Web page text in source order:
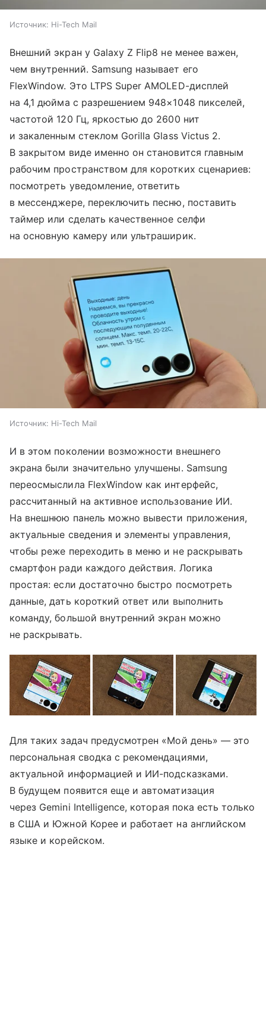
Источник: Hi-Tech Mail
Внешний экран у Galaxy Z Flip8 не менее важен,
чем внутренний. Samsung называет его
FlexWindow. Это LTPS Super AMOLED-дисплей
на 4,1 дюйма с разрешением 948×1048 пикселей,
частотой 120 Гц, яркостью до 2600 нит
и закаленным стеклом Gorilla Glass Victus 2.
В закрытом виде именно он становится главным
рабочим пространством для коротких сценариев:
посмотреть уведомление, ответить
в мессенджере, переключить песню, поставить
таймер или сделать качественное селфи
на основную камеру или ультраширик.
Источник: Hi-Tech Mail
И в этом поколении возможности внешнего
экрана были значительно улучшены. Samsung
переосмыслила FlexWindow как интерфейс,
рассчитанный на активное использование ИИ.
На внешнюю панель можно вывести приложения,
актуальные сведения и элементы управления,
чтобы реже переходить в меню и не раскрывать
смартфон ради каждого действия. Логика
простая: если достаточно быстро посмотреть
данные, дать короткий ответ или выполнить
команду, большой внутренний экран можно
не раскрывать.
Для таких задач предусмотрен «Мой день» — это
персональная сводка с рекомендациями,
актуальной информацией и ИИ-подсказками.
В будущем появится еще и автоматизация
через Gemini Intelligence, которая пока есть только
в США и Южной Корее и работает на английском
языке и корейском.